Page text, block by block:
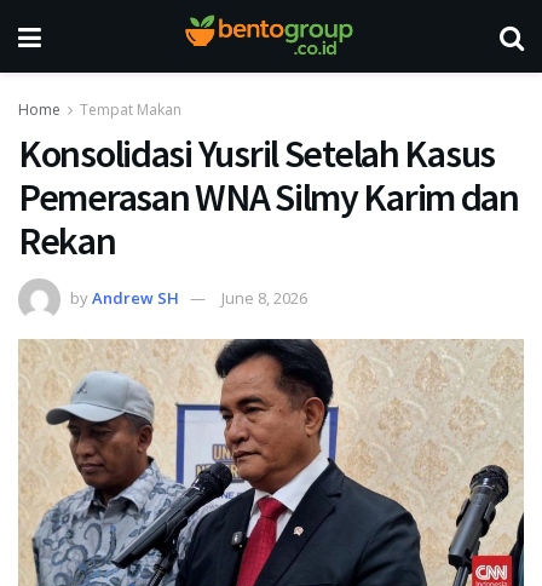
Home Tempat Makan
Konsolidasi Yusril Setelah Kasus
Pemerasan WNA Silmy Karim dan
Rekan
byAndrew SH June 8, 2026